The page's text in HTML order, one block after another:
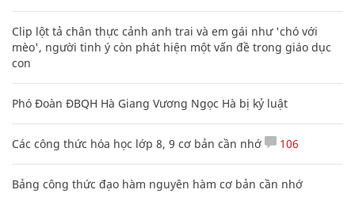
Clip lột tả chân thực cảnh anh trai và em gái như 'chó với
mèo', người tinh ý còn phát hiện một vấn đề trong giáo dục
con
Phó Đoàn ĐBQH Hà Giang Vương Ngọc Hà bị kỷ luật
Các công thức hóa học lớp 8, 9 cơ bản cần nhớ 106
Bảng công thức đạo hàm nguyên hàm cơ bản cần nhớ